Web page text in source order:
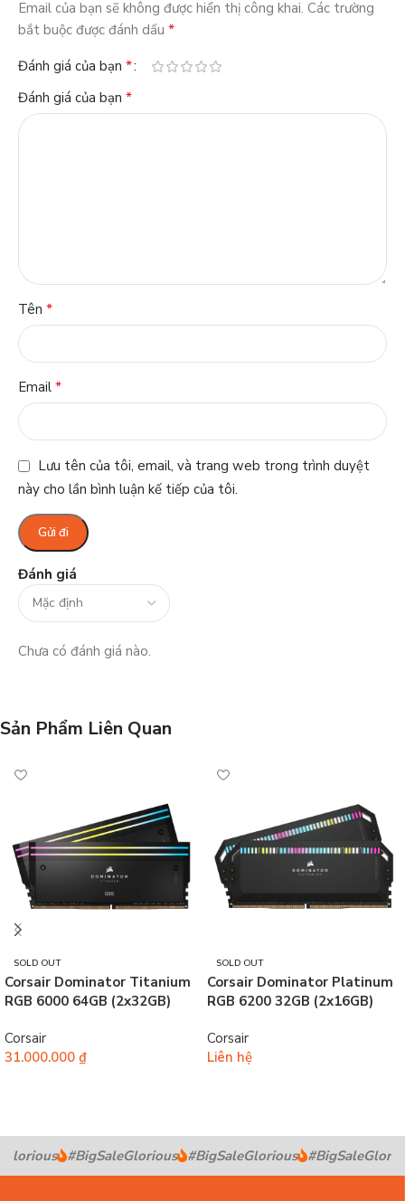
Đánh giá
Chưa có đánh giá nào.
Email của bạn sẽ không được hiển thị công khai. Các trường
bắt buộc được đánh dấu *
Đánh giá của bạn *
Đánh giá của bạn *
Tên *
Email *
Lưu tên của tôi, email, và trang web trong trình duyệt
này cho lần bình luận kế tiếp của tôi.
Sản Phẩm Liên Quan
SOLD OUT
Corsair Dominator Titanium
RGB 6000 64GB (2x32GB)
Corsair
31.000.000 ₫
SOLD OUT
Corsair Dominator Platinum
RGB 6200 32GB (2x16GB)
Corsair
Liên hệ
#BigSaleGlorious #BigSaleGlorious